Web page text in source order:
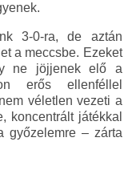
3-0-ra, de aztán
a meccsbe. Ezeket
ne jöjjenek elő a
erős ellenféllel
véletlen vezeti a
koncentrált játékkal
győzelemre – zárta